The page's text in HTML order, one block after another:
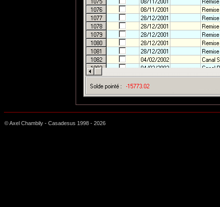
© Axel Chambily - Casadesus 1998 - 2026